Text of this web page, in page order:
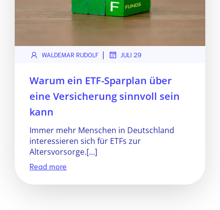
WALDEMAR RUDOLF | JULI 29
Warum ein ETF-Sparplan über
eine Versicherung sinnvoll sein
kann
Immer mehr Menschen in Deutschland
interessieren sich für ETFs zur
Altersvorsorge.[…]
Read more